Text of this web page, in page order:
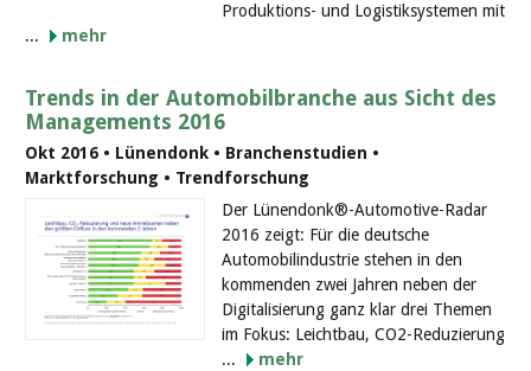
Produktions- und Logistiksystemen mit
...
mehr
Trends in der Automobilbranche aus Sicht des
Managements 2016
Okt 2016 • Lünendonk • Branchenstudien •
Marktforschung • Trendforschung
Der Lünendonk®-Automotive-Radar
2016 zeigt: Für die deutsche
Automobilindustrie stehen in den
kommenden zwei Jahren neben der
Digitalisierung ganz klar drei Themen
im Fokus: Leichtbau, CO2-Reduzierung
...
mehr